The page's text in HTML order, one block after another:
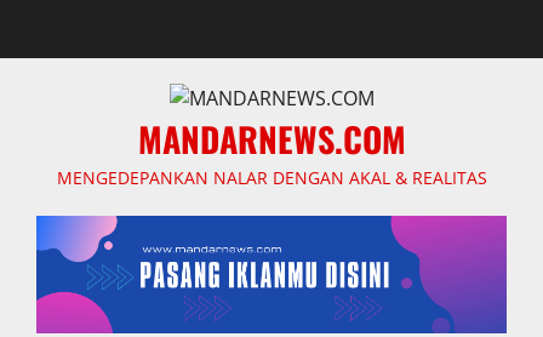
MANDARNEWS.COM
MENGEDEPANKAN NALAR DENGAN AKAL & REALITAS